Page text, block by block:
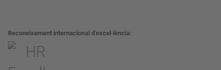
Reconeixement internacional d’excel·lència